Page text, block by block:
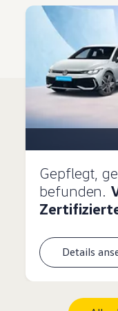
Gepflegt,
befunden.
Details